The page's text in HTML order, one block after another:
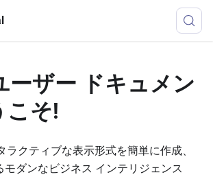
ーザー ドキュメン
こそ!
ラクティブな表示形式を簡単に作成、
モダンなビジネス インテリジェンス